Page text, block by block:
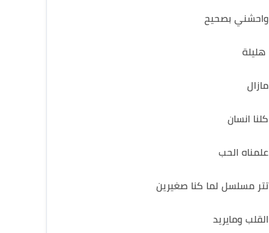
واحشني بصحيح
هليلة
مازال
كلنا انسان
علمناه الحب
تتر مسلسل لما كنا صغيرين
القلب ومايريد